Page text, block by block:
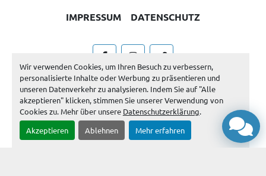
Wir verwenden Cookies, um Ihren Besuch zu verbessern,
personalisierte Inhalte oder Werbung zu präsentieren und
unseren Datenverkehr zu analysieren. Indem Sie auf "Alle
akzeptieren" klicken, stimmen Sie unserer Verwendung von
Cookies zu. Mehr über unsere Datenschutzerklärung.
Akzeptieren
Ablehnen Mehr erfahren
IMPRESSUM
DATENSCHUTZ
facebookinstagram
Machinio System-Website vonMachinio
Cookie-Einstellungen